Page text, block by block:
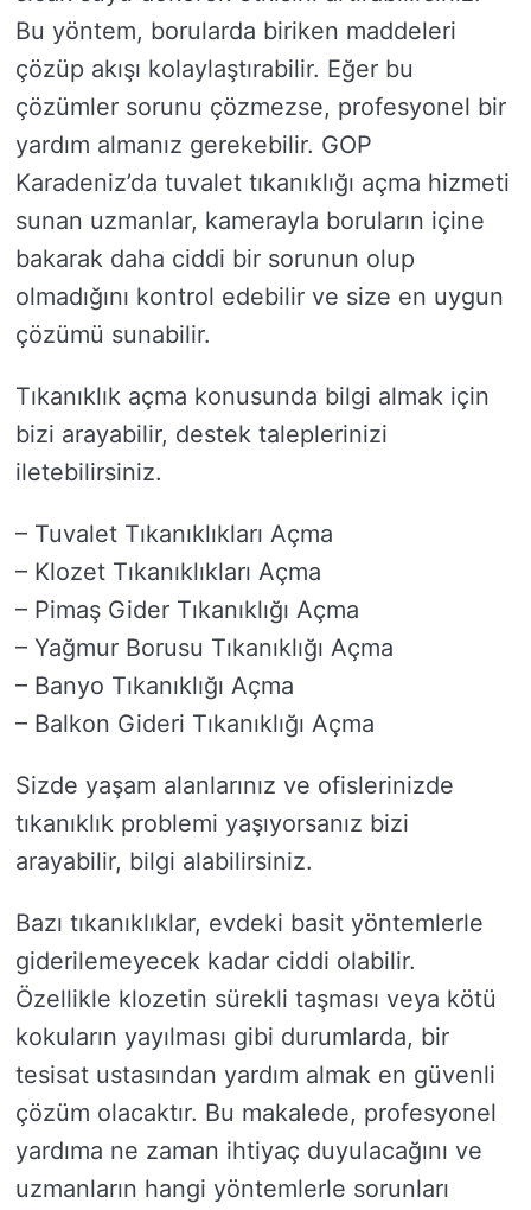
Bu yöntem, borularda biriken maddeleri
çözüp akışı kolaylaştırabilir. Eğer bu
çözümler sorunu çözmezse, profesyonel bir
yardım almanız gerekebilir. GOP
Karadeniz’da tuvalet tıkanıklığı açma hizmeti
sunan uzmanlar, kamerayla boruların içine
bakarak daha ciddi bir sorunun olup
olmadığını kontrol edebilir ve size en uygun
çözümü sunabilir.
Tıkanıklık açma konusunda bilgi almak için
bizi arayabilir, destek taleplerinizi
iletebilirsiniz.
– Tuvalet Tıkanıklıkları Açma
– Klozet Tıkanıklıkları Açma
– Pimaş Gider Tıkanıklığı Açma
– Yağmur Borusu Tıkanıklığı Açma
– Banyo Tıkanıklığı Açma
– Balkon Gideri Tıkanıklığı Açma
Sizde yaşam alanlarınız ve ofislerinizde
tıkanıklık problemi yaşıyorsanız bizi
arayabilir, bilgi alabilirsiniz.
Bazı tıkanıklıklar, evdeki basit yöntemlerle
giderilemeyecek kadar ciddi olabilir.
Özellikle klozetin sürekli taşması veya kötü
kokuların yayılması gibi durumlarda, bir
tesisat ustasından yardım almak en güvenli
çözüm olacaktır. Bu makalede, profesyonel
yardıma ne zaman ihtiyaç duyulacağını ve
uzmanların hangi yöntemlerle sorunları